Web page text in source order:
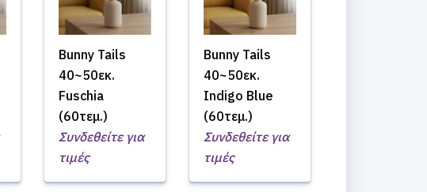
Bunny Tails
40~50εκ.
Fuschia
(60τεμ.)
Συνδεθείτε για
τιμές
Bunny Tails
40~50εκ.
Indigo Blue
(60τεμ.)
Συνδεθείτε για
τιμές